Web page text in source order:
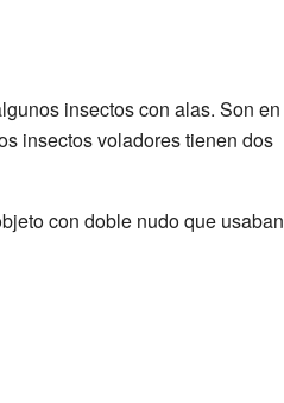
insectos con alas. Son en
insectos voladores tienen dos
con doble nudo que usaban